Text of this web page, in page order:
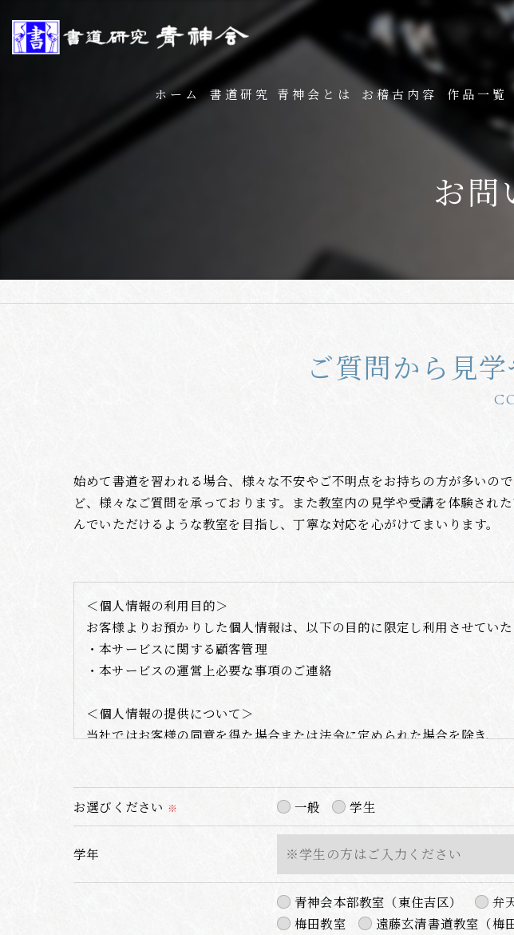
ホーム 書道研究 青神会とは お稽古内容 作品一覧
お問
ご質問から見
始めて書道を習われる場合、様々な不安やご不明点をお持ちの方が多いの
ど、様々なご質問を承っております。また教室内の見学や受講を体験され
んでいただけるような教室を目指し、丁寧な対応を心がけてまいります。
＜個人情報の利用目的＞
お客様よりお預かりした個人情報は、以下の目的に限定し利用させていた
・本サービスに関する顧客管理
・本サービスの運営上必要な事項のご連絡
＜個人情報の提供について＞
当社ではお客様の同意を得た場合または法令に定められた場合を除き、
＜個人情報の委託について＞
＜個人情報の安全管理＞
当社では、個人情報の漏洩等がなされないよう、適切に安全管理対策を
お選びください ※ 一般 学生
学年
青神会本部教室（東住吉区） 弁
梅田教室
遠藤玄清書道教室（梅